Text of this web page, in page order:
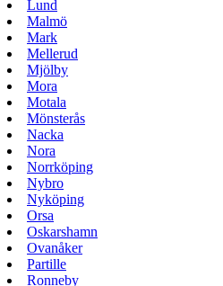
Lund
Malmö
Mark
Mellerud
Mjölby
Mora
Motala
Mönsterås
Nacka
Nora
Norrköping
Nybro
Nyköping
Orsa
Oskarshamn
Ovanåker
Partille
Ronneby